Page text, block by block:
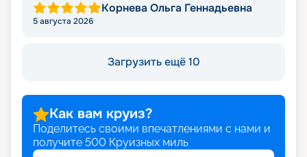
Корнева Ольга Геннадьевна
5 августа 2026
Загрузить ещё 10
Как вам круиз?
Поделитесь своими впечатлениями с нами и
получите 500 Круизных миль